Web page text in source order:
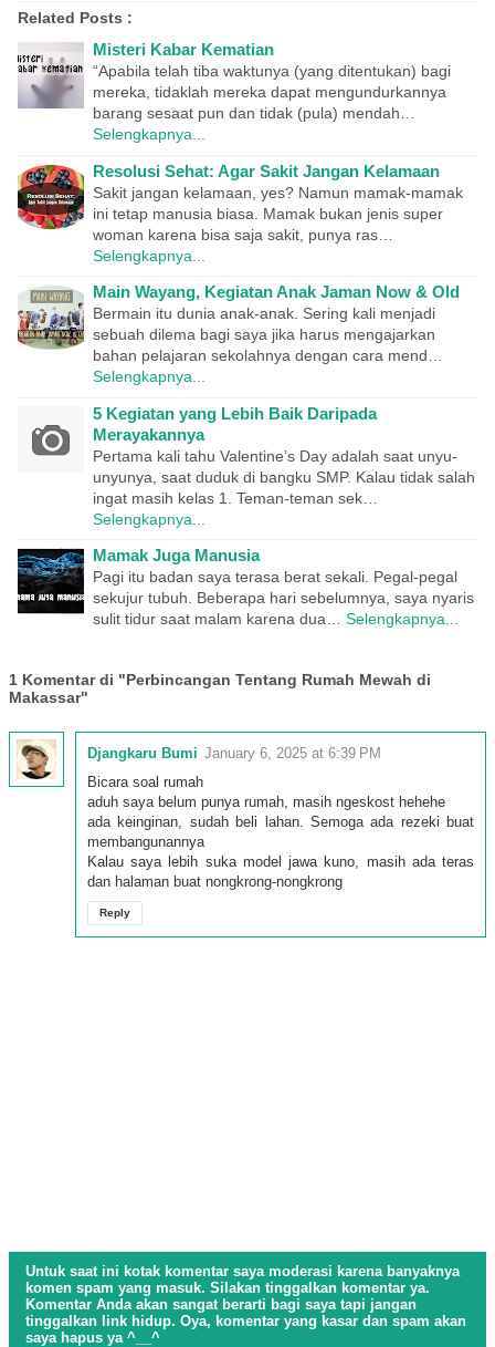
Related Posts :
Misteri Kabar Kematian
“Apabila telah tiba waktunya (yang ditentukan) bagi
mereka, tidaklah mereka dapat mengundurkannya
barang sesaat pun dan tidak (pula) mendah…
Selengkapnya...
Resolusi Sehat: Agar Sakit Jangan Kelamaan
Sakit jangan kelamaan, yes? Namun mamak-mamak
ini tetap manusia biasa. Mamak bukan jenis super
woman karena bisa saja sakit, punya ras…
Selengkapnya...
Main Wayang, Kegiatan Anak Jaman Now & Old
Bermain itu dunia anak-anak. Sering kali menjadi
sebuah dilema bagi saya jika harus mengajarkan
bahan pelajaran sekolahnya dengan cara mend…
Selengkapnya...
5 Kegiatan yang Lebih Baik Daripada
Merayakannya
Pertama kali tahu Valentine’s Day adalah saat unyu-
unyunya, saat duduk di bangku SMP. Kalau tidak salah
ingat masih kelas 1. Teman-teman sek…
Selengkapnya...
Mamak Juga Manusia
Pagi itu badan saya terasa berat sekali. Pegal-pegal
sekujur tubuh. Beberapa hari sebelumnya, saya nyaris
sulit tidur saat malam karena dua…
Selengkapnya...
1 Komentar di "Perbincangan Tentang Rumah Mewah di
Makassar"
Djangkaru Bumi January 6, 2025 at 6:39 PM
Bicara soal rumah
aduh saya belum punya rumah, masih ngeskost hehehe
ada keinginan, sudah beli lahan. Semoga ada rezeki buat
membangunannya
Kalau saya lebih suka model jawa kuno, masih ada teras
dan halaman buat nongkrong-nongkrong
Reply
Untuk saat ini kotak komentar saya moderasi karena banyaknya
komen spam yang masuk. Silakan tinggalkan komentar ya.
Komentar Anda akan sangat berarti bagi saya tapi jangan
tinggalkan link hidup. Oya, komentar yang kasar dan spam akan
saya hapus ya ^__^